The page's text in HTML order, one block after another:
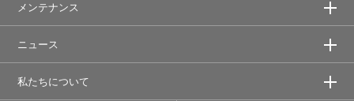
メンテナンス
ニュース
私たちについて